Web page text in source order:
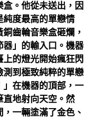
。他從未送出，因
純度最高的單戀情
齒輪音樂盒砸爛，
」的輸入口。機器
的燈光開始瘋狂閃
到極致純粹的單戀
」在機器的頂部，一
直地射向天空。然
一輛塗滿了金色、